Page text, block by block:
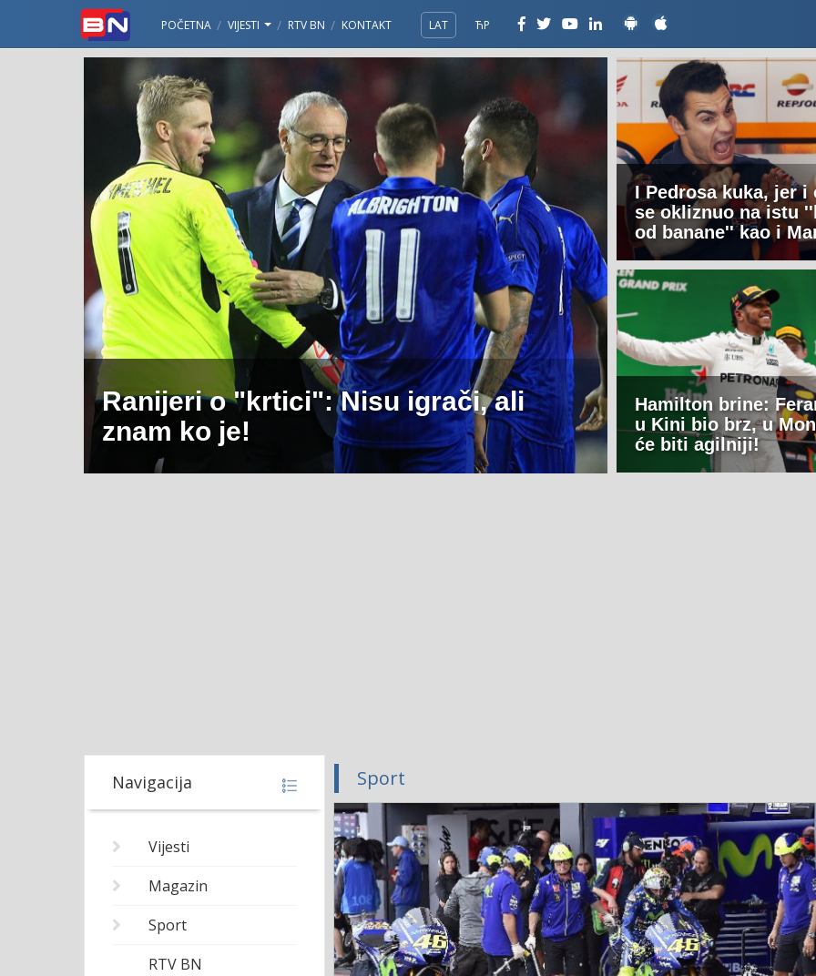
POČETNA VIJESTI RTV BN KONTAKT LAT ЋР
Ranijeri o "krtici": Nisu igrači, ali
znam ko je!
I Pedrosa kuka, jer i
se okliznuo na istu
od banane'' kao i
Hamilton brine:
u Kini bio brz, u
će biti agilniji!
Navigacija
Vijesti
Magazin
Sport
RTV BN
Sport